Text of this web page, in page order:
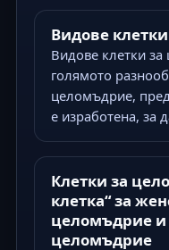
Видове
Видове клетки
голямото
целомъдрие,
е изработена, за
Клетки за
клетка“ за
целомъдрие и
целомъдрие